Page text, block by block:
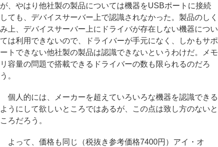
が、やはり他社製の製品については機器をUSBポートに接続
しても、デバイスサーバー上で認識されなかった。製品のしく
み上、デバイスサーバー上にドライバが存在しない機器につい
ては利用できないので、ドライバーが手元になく、しかもサポ
ートできない他社製の製品は認識できないというわけだ。メモ
リ容量の問題で搭載できるドライバーの数も限られるのだろ
う。
個人的には、メーカーを超えていろいろな機器を認識できる
ようにして欲しいところではあるが、この点は致し方のないと
ころだろう。
よって、価格も同じ（税抜き参考価格7400円）アイ・オ